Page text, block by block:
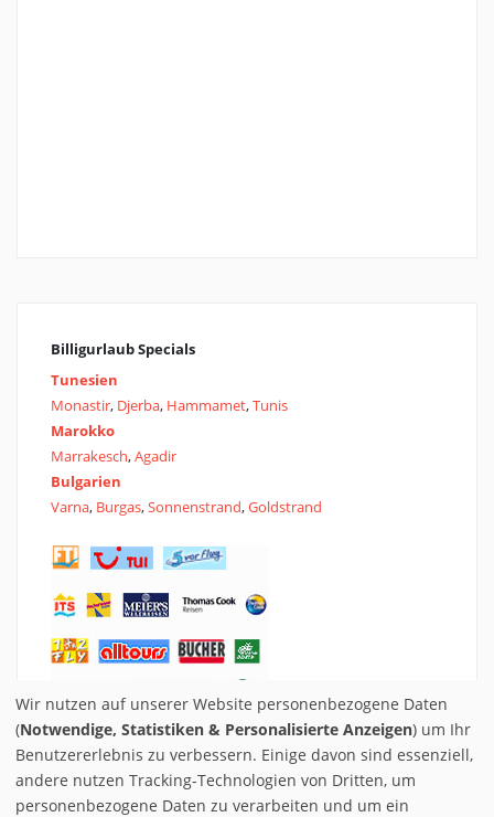
Billigurlaub Specials
Tunesien
Monastir, Djerba, Hammamet,Tunis
Marokko
Marrakesch,Agadir
Bulgarien
Varna, Burgas,Sonnenstrand,Goldstrand
Veranstater direkt
FTI,TUI,ITS,Olimar,Tjaereborg, alltours ,12fly, Neckermann,
Bucher,Thomas Cook, Dertour,Jahnreisen
Wir nutzen auf unserer Website personenbezogene Daten
(Notwendige, Statistiken & Personalisierte Anzeigen) um Ihr
Benutzererlebnis zu verbessern. Einige davon sind essenziell,
andere nutzen Tracking-Technologien von Dritten, um
personenbezogene Daten zu verarbeiten und um ein